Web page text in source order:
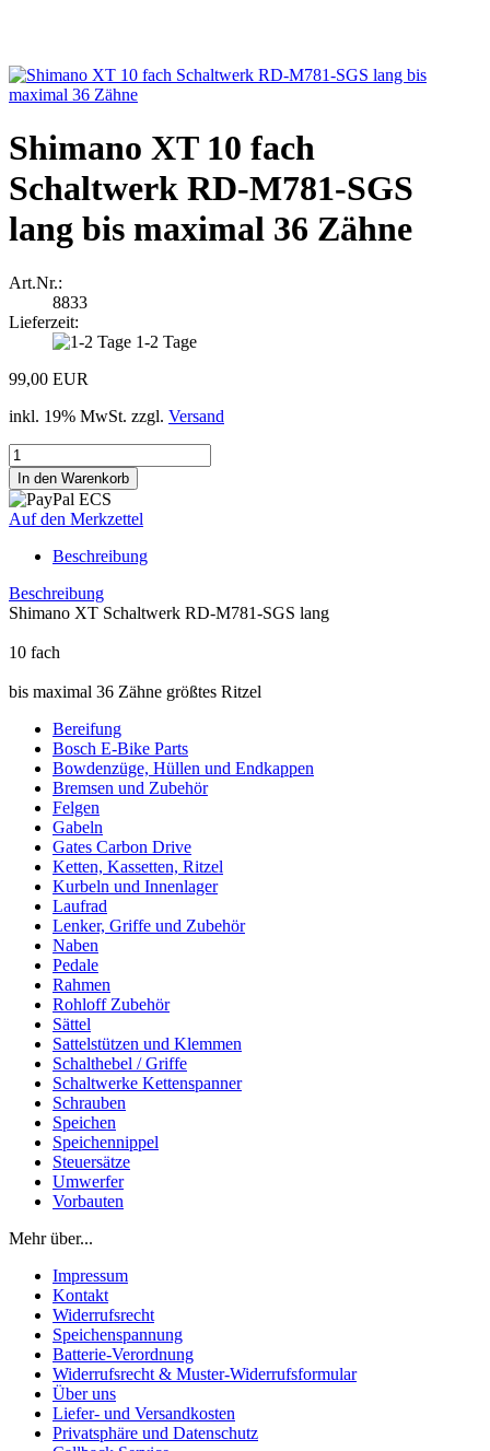
Shimano XT 10 fach
Schaltwerk RD-M781-SGS
lang bis maximal 36 Zähne
Art.Nr.:
8833
Lieferzeit:
1-2 Tage
99,00 EUR
inkl. 19% MwSt. zzgl. Versand
Auf den Merkzettel
Beschreibung
Beschreibung
Shimano XT Schaltwerk RD-M781-SGS lang
10 fach
bis maximal 36 Zähne größtes Ritzel
Bereifung
Bosch E-Bike Parts
Bowdenzüge, Hüllen und Endkappen
Bremsen und Zubehör
Felgen
Gabeln
Gates Carbon Drive
Ketten, Kassetten, Ritzel
Kurbeln und Innenlager
Laufrad
Lenker, Griffe und Zubehör
Naben
Pedale
Rahmen
Rohloff Zubehör
Sättel
Sattelstützen und Klemmen
Schalthebel / Griffe
Schaltwerke Kettenspanner
Schrauben
Speichen
Speichennippel
Steuersätze
Umwerfer
Vorbauten
Mehr über...
Impressum
Kontakt
Widerrufsrecht
Speichenspannung
Batterie-Verordnung
Widerrufsrecht & Muster-Widerrufsformular
Über uns
Liefer- und Versandkosten
Privatsphäre und Datenschutz